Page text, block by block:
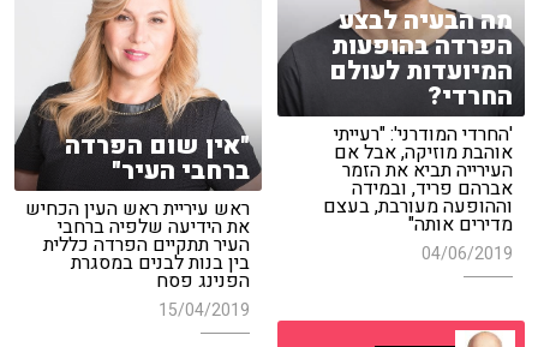
מה הבעיה לבצע
הפרדה בהופעות
המיועדות לעולם
החרדי?
'החרדי המודרני': "רעייתי
אוהבת מוזיקה, אבל אם
העירייה תביא את הזמר
אברהם פריד, ובמידה
וההופעה מעורבת, בעצם
מדירים אותה"
04/06/2019
"אין שום הפרדה
ברחבי העיר"
ראש עיריית ראש העין הכחיש
את הידיעה שלפיה ברחבי
העיר תתקיים הפרדה כללית
בין בנות לבנים במסגרת
הפנינג פסח
15/04/2019